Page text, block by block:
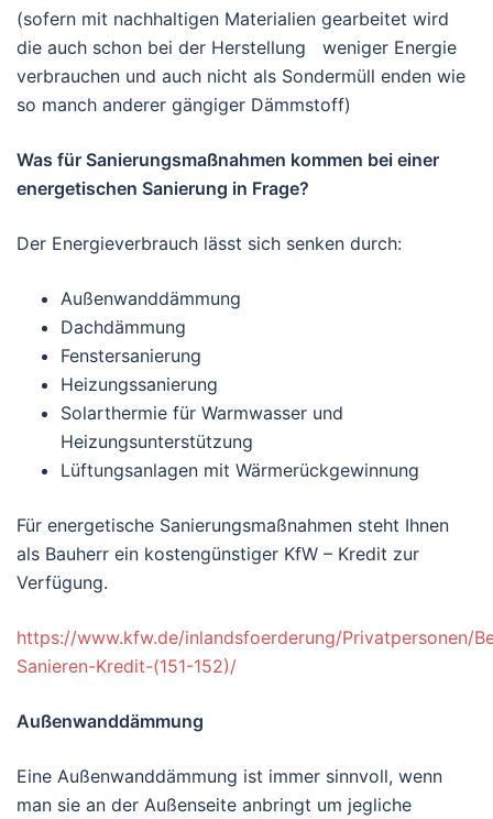
(sofern mit nachhaltigen Materialien gearbeitet wird
die auch schon bei der Herstellung weniger Energie
verbrauchen und auch nicht als Sondermüll enden wie
so manch anderer gängiger Dämmstoff)
Was für Sanierungsmaßnahmen kommen bei einer
energetischen Sanierung in Frage?
Der Energieverbrauch lässt sich senken durch:
Außenwanddämmung
Dachdämmung
Fenstersanierung
Heizungssanierung
Solarthermie für Warmwasser und
Heizungsunterstützung
Lüftungsanlagen mit Wärmerückgewinnung
Für energetische Sanierungsmaßnahmen steht Ihnen
als Bauherr ein kostengünstiger KfW – Kredit zur
Verfügung.
https://www.kfw.de/inlandsfoerderung/Privatpersonen/
Sanieren-Kredit-(151-152)/
Außenwanddämmung
Eine Außenwanddämmung ist immer sinnvoll, wenn
man sie an der Außenseite anbringt um jegliche